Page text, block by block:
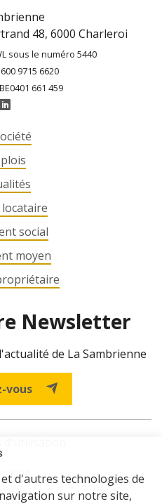
48, 6000 Charleroi
sous le numéro 5440
9715 6620
661 459
locataire
social
moyen
Newsletter
de La Sambrienne
vous